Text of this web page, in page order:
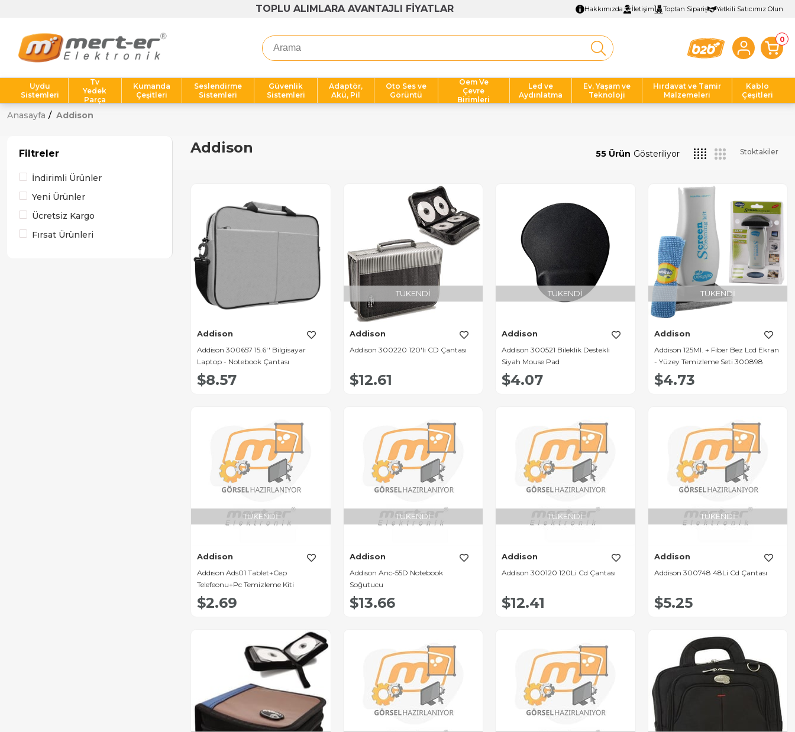
TOPLU ALIMLARA AVANTAJLI FİYATLAR Hakkımızda İletişim Toptan Sipariş Yetkili Satıcımız Olun
0
Uydu
Sistemleri
Tv
Yedek
Parça
Kumanda
Çeşitleri
Seslendirme
Sistemleri
Güvenlik
Sistemleri
Adaptör,
Akü, Pil
Oto Ses ve
Görüntü
Oem Ve
Çevre
Birimleri
Led ve
Aydınlatma
Ev, Yaşam ve
Teknoloji
Hırdavat ve Tamir
Malzemeleri
Kablo
Çeşitleri
Anasayfa Addison
Filtreler
İndirimli Ürünler
Yeni Ürünler
Ücretsiz Kargo
Fırsat Ürünleri
Addison Stoktakiler
55 Ürün
Addison
Addison 300657 15.6'' Bilgisayar
Laptop - Notebook Çantası
$8.57
TÜKENDI
Addison
Addison 300220 120'li CD Çantası
$12.61
TÜKENDI
Addison
Addison 300521 Bileklik Destekli
Siyah Mouse Pad
$4.07
TÜKENDI
Addison
Addison 125Ml. + Fiber Bez Lcd Ekran
- Yüzey Temizleme Seti 300898
$4.73
TÜKENDI
Addison
Addıson Ads01 Tablet+Cep
Telefeonu+Pc Temizleme Kiti
$2.69
TÜKENDI
Addison
Addıson Anc-55D Notebook
Soğutucu
$13.66
TÜKENDI
Addison
Addison 300120 120Li Cd Çantası
$12.41
TÜKENDI
Addison
Addison 300748 48Li Cd Çantası
$5.25